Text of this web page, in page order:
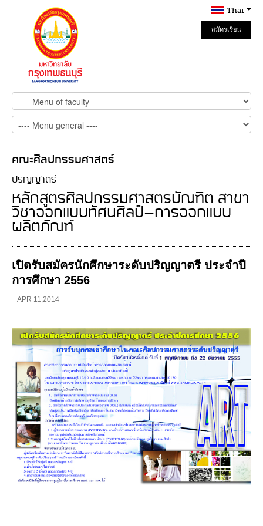
Thai
สมัครเรียน
Online
คณะศิลปกรรมศาสตร์
ปริญญาตรี
หลักสูตรศิลปกรรมศาสตรบัณฑิต สาขา
วิชาออกแบบทัศนศิลป์-การออกแบบ
ผลิตภัณฑ์
เปิดรับสมัครนักศึกษาระดับปริญญาตรี ประจำปี
การศึกษา 2556
− APR 11,2014 −